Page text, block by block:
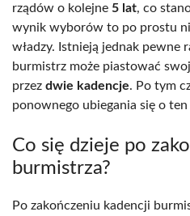
rządów o kolejne 5 lat, co
wynik wyborów to po prostu
władzy. Istnieją jednak pewne
burmistrz może piastować
przez dwie kadencje. Po tym
ponownego ubiegania się o ten
Co się dzieje po
burmistrza?
Po zakończeniu kadencji